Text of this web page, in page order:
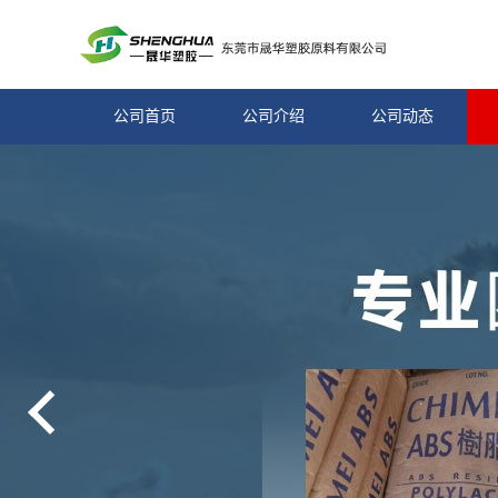
公司首页 公司介绍 公司动态